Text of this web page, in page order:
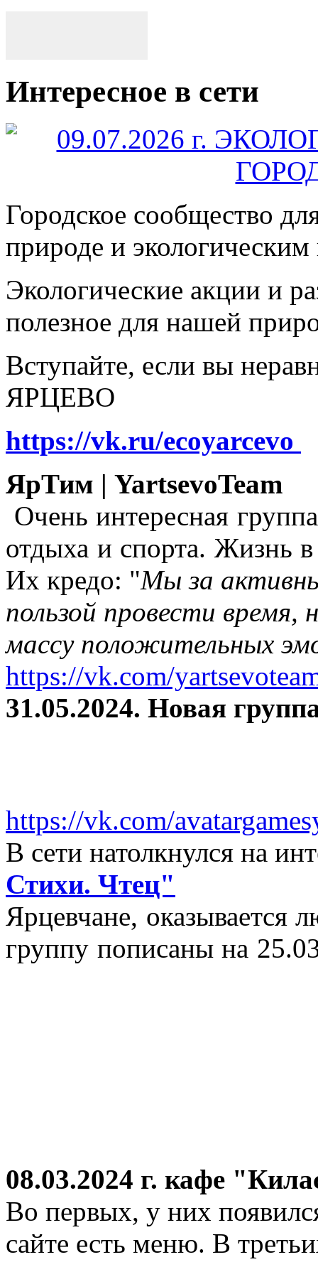
Интересное в сети
Городское сообщество
природе и
Экологические акции и
полезное для нашей
Вступайте, если вы
ЯРЦЕВО
https://vk.ru/ecoyarcevo
ЯрТим | YartsevoTeam
Очень интересная
отдыха и спорта. Жизнь
Их кредо: "Мы за
пользой провести время,
массу положительных
https://vk.com/
31.05.2024. Новая
https://vk.com/
В сети натолкнулся на
Стихи. Чтец"
Ярцевчане,
группу пописаны на
08.03.2024 г. кафе
Во первых, у них
сайте есть меню. В